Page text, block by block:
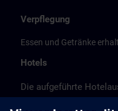
Verpflegung
Essen und Getränke
Hotels
Die aufgeführte